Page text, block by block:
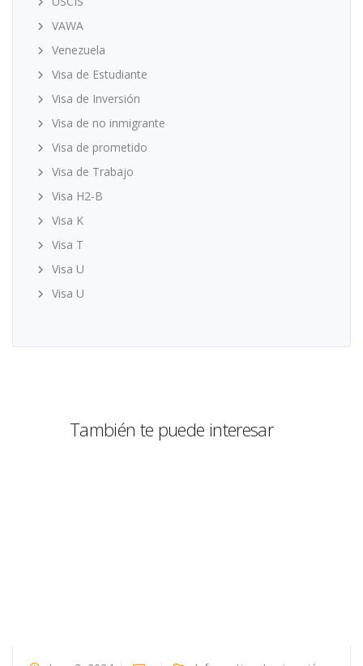
VAWA
Venezuela
Visa de Estudiante
Visa de Inversión
Visa de no inmigrante
Visa de prometido
Visa de Trabajo
Visa H2-B
Visa K
Visa T
Visa U
Visa U
También te puede interesar